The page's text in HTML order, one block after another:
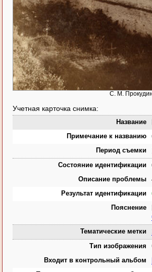
С. М.
Учетная карточка снимка:
Название
Примечание к названию
Период съемки
Состояние идентификации
Описание проблемы
Результат идентификации
Пояснение
Тематические метки
Тип изображения
Входит в контрольный альбом